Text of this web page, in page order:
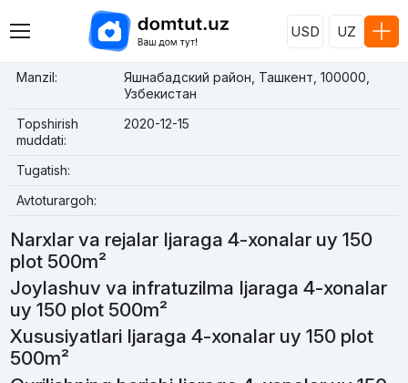
USD UZ
Manzil:
Яшнабадский район, Ташкент, 100000,
Узбекистан
Topshirish
muddati:
2020-12-15
Tugatish:
Avtoturargoh:
Narxlar va rejalar Ijaraga 4-xonalar uy 150
plot 500m²
Joylashuv va infratuzilma Ijaraga 4-xonalar
uy 150 plot 500m²
Xususiyatlari Ijaraga 4-xonalar uy 150 plot
500m²